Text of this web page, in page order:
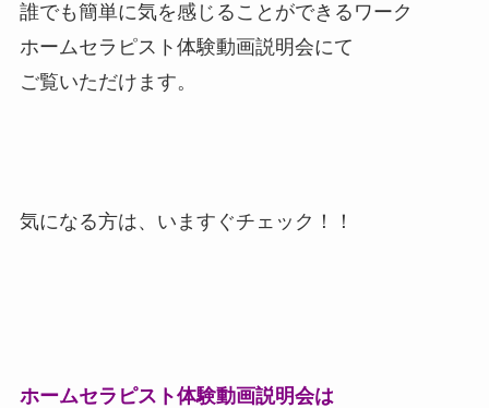
誰でも簡単に気を感じることができるワーク
ホームセラピスト体験動画説明会にて
ご覧いただけます。
気になる方は、いますぐチェック！！
ホームセラピスト体験動画説明会は